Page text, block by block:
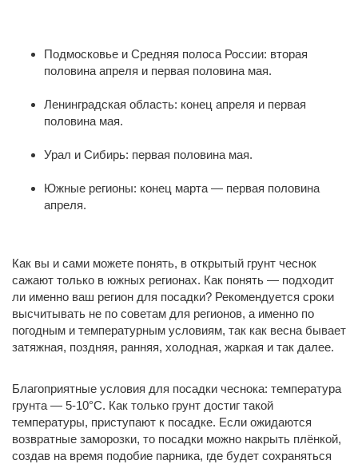
Подмосковье и Средняя полоса России: вторая
половина апреля и первая половина мая.
Ленинградская область: конец апреля и первая
половина мая.
Урал и Сибирь: первая половина мая.
Южные регионы: конец марта — первая половина
апреля.
Как вы и сами можете понять, в открытый грунт чеснок
сажают только в южных регионах. Как понять — подходит
ли именно ваш регион для посадки? Рекомендуется сроки
высчитывать не по советам для регионов, а именно по
погодным и температурным условиям, так как весна бывает
затяжная, поздняя, ранняя, холодная, жаркая и так далее.
Благоприятные условия для посадки чеснока: температура
грунта — 5-10°C. Как только грунт достиг такой
температуры, приступают к посадке. Если ожидаются
возвратные заморозки, то посадки можно накрыть плёнкой,
создав на время подобие парника, где будет сохраняться